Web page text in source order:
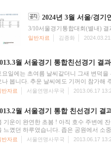
2024년 3월 서울/경기
3/10서울경기통합대회(별내)
일반자료 김종화
월 서울경기 통합친선경기 결과
요일에는 초여름 날씨같더니 그새 변덕
나 봅니다. 추운 날씨에도 기꺼이 참가해
반자료 서울연맹사무국 2013.06.17
월 서울경기 통합 친선경기 결
기운이 완연한 초봄 ! 아직 호수 주변에
느꼈던 하루였습니다. 좁은 공원에서 소
반자료 서울연맹사무국 2013.06.17